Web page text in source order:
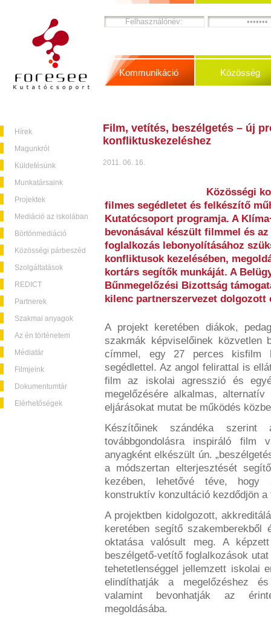
Hírek
Magunkról
Küldetésünk
Munkatársaink
Projektek
Mediáció az iskolában
Börtönmediáció
Közösségi párbeszéd
Szolgáltatások
REDICT
Partnerek
Szakmai anyagok
Az én történetem
Médiatár
Filmjeink
Dokumentumtár
Elérhetőségek
Kommunikáció Közösség
Film, vetítés, beszélgetés – új
konfliktuskezeléshez
2011. 06. 16.
Közösségi
filmes segédletet és felkészítő
Kutatócsoport programja. A
bevonásával készült filmmel és
foglalkozás lebonyolításához
konfliktusok kezelésében,
kortárs segítők munkáját. A
Bűnmegelőzési Bizottság
kilenc partnerszervezet dolgozott
A projekt keretében diákok,
szakmák képviselőinek közvetlen
címmel, egy 27 perces kisfilm
segédlettel. Az angol felirattal is
film az iskolai agresszió és
megelőzésére alkalmas,
eljárásokat mutat be működés
Készítőinek szándéka szerint
továbbgondolásra inspiráló
anyagként elkészült ún.
a módszertan elterjesztését
kezében, lehetővé téve, hogy
konstruktív konzultáció kezdődjön a
A projektben kidolgozott,
keretében segítő
oktatása valósult meg. A
beszélgető-vetítő foglalkozások
tehetetlenséggel jellemzett iskolai
elindíthatják a megelőzéshez
valamint bevonhatják az
megoldásába.